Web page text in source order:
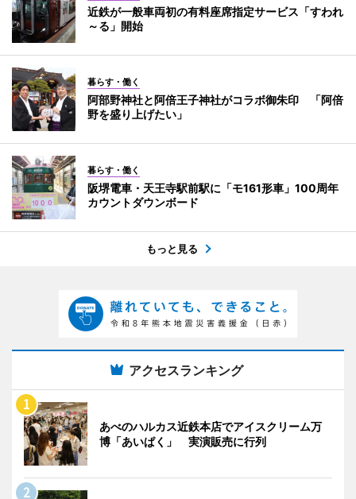
近鉄が一般車両初の有料座席指定サービス「すわれ
～る」開始
暮らす・働く
阿部野神社と阿倍王子神社がコラボ御朱印 「阿倍
野を盛り上げたい」
暮らす・働く
阪堺電車・天王寺駅前駅に「モ161形車」100周年
カウントダウンボード
もっと見る
アクセスランキング
あべのハルカス近鉄本店でアイスクリーム万
博「あいぱく」 実演販売に行列